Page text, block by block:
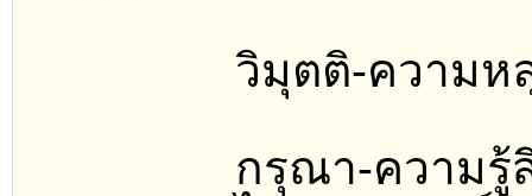
วิมุตติ-ความห
กรุณา-ความรู้